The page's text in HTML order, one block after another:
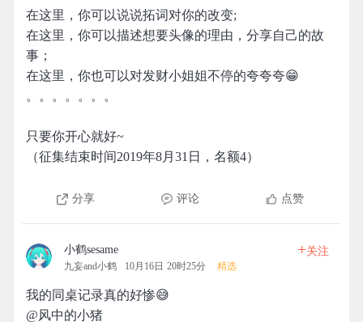
在这里，你可以说说拓词对你的改变;
在这里，你可以描述想要头像的理由，分享自己的故
事；
在这里，你也可以对发财小姐姐不停的夸夸夸😁
。。。。。。。
只要你开心就好~
（征集结束时间2019年8月31日，名额4）
分享 评论 点赞
小鹤sesame
九妄and小鹤 10月16日 20时25分 精选
+关注
我的同桌记录真的好惨😅
@风中的小猪